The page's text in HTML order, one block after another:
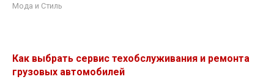
Мода и Стиль
Как выбрать сервис техобслуживания и ремонта
грузовых автомобилей